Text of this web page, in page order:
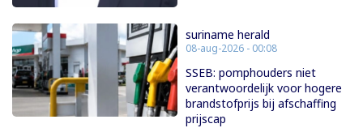
suriname herald
08-aug-2026 - 00:08
SSEB: pomphouders niet
verantwoordelijk voor hogere
brandstofprijs bij afschaffing
prijscap